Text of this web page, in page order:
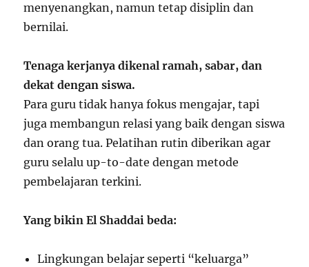
menyenangkan, namun tetap disiplin dan
bernilai.
Tenaga kerjanya dikenal ramah, sabar, dan
dekat dengan siswa.
Para guru tidak hanya fokus mengajar, tapi
juga membangun relasi yang baik dengan siswa
dan orang tua. Pelatihan rutin diberikan agar
guru selalu up-to-date dengan metode
pembelajaran terkini.
Yang bikin El Shaddai beda:
Lingkungan belajar seperti “keluarga”